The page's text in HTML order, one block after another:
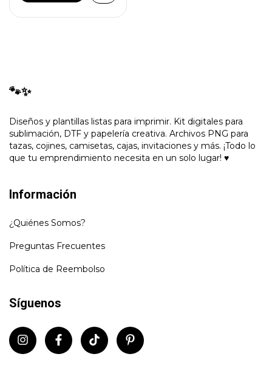
🐾✨
Diseños y plantillas listas para imprimir. Kit digitales para
sublimación, DTF y papelería creativa. Archivos PNG para
tazas, cojines, camisetas, cajas, invitaciones y más. ¡Todo lo
que tu emprendimiento necesita en un solo lugar! ♥
Información
¿Quiénes Somos?
Preguntas Frecuentes
Política de Reembolso
Síguenos